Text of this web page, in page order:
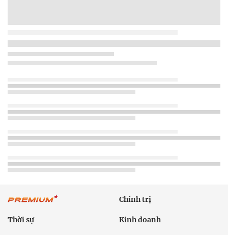
Chính trị
Thời sự Kinh doanh